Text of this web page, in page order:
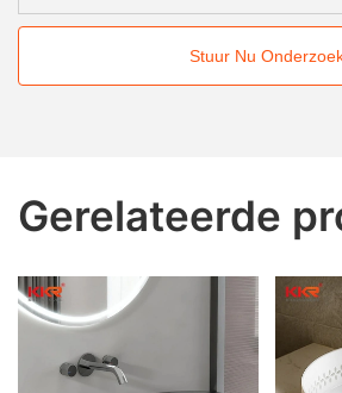
Stuur Nu
Gerelateerde